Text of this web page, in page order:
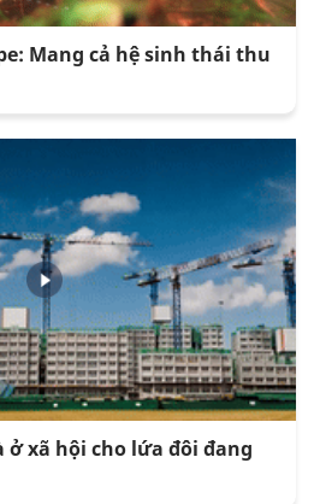
Mang cả hệ sinh thái thu
ở xã hội cho lứa đôi đang